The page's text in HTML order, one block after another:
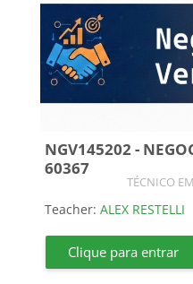
NGV145202 -
60367
Course
TÉCNICO
Teacher: ALEX RESTELLI
Clique para entrar